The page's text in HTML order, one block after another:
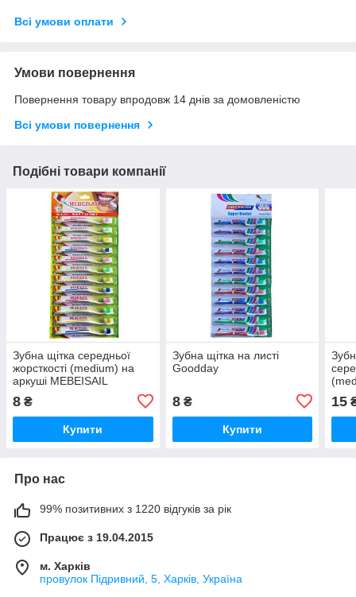
Всі умови оплати
Умови повернення
Повернення товару впродовж 14 днів за домовленістю
Всі умови повернення
Подібні товари компанії
Зубна щітка середньої
жорсткості (medium) на
аркуші MEBEISAIL
8 ₴
Купити
Зубна щітка на листі
Goodday
8₴
Купити
15
Про нас
99% позитивних з 1220 відгуків за рік
Працює з 19.04.2015
м. Харків
провулок Підривний, 5, Харків, Україна